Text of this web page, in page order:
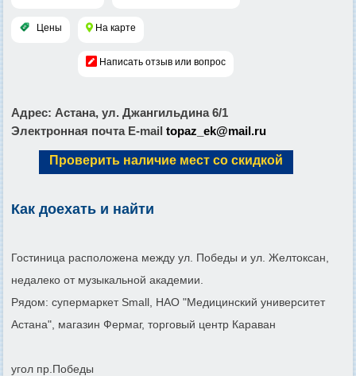
Цены На карте
Написать отзыв или вопрос
Адрес: Астана, ул. Джангильдина 6/1
Электронная почта E-mail topaz_ek@mail.ru
Проверить наличие мест со скидкой
Как доехать и найти
Гостиница расположена между ул. Победы и ул. Желтоксан,
недалеко от музыкальной академии.
Рядом: супермаркет Small, НАО "Медицинский университет
Астана", магазин Фермаг, торговый центр Караван
угол пр.Победы